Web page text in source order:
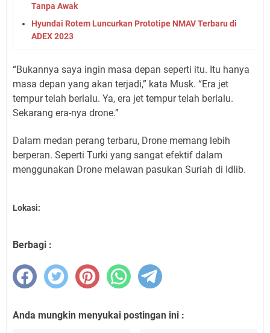
Tanpa Awak
Hyundai Rotem Luncurkan Prototipe NMAV Terbaru di
ADEX 2023
“Bukannya saya ingin masa depan seperti itu. Itu hanya
masa depan yang akan terjadi,” kata Musk. “Era jet
tempur telah berlalu. Ya, era jet tempur telah berlalu.
Sekarang era-nya drone.”
Dalam medan perang terbaru, Drone memang lebih
berperan. Seperti Turki yang sangat efektif dalam
menggunakan Drone melawan pasukan Suriah di Idlib.
Lokasi:
Berbagi :
Anda mungkin menyukai postingan ini :